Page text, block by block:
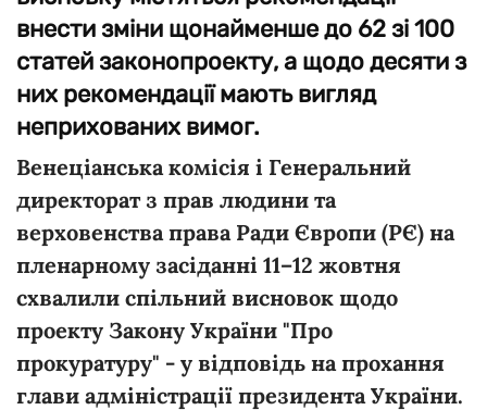
внести зміни щонайменше до 62 зі 100
статей законопроекту, а щодо десяти з
них рекомендації мають вигляд
неприхованих вимог.
Венеціанська комісія і Генеральний
директорат з прав людини та
верховенства права Ради Європи (РЄ) на
пленарному засіданні 11–12 жовтня
схвалили спільний висновок щодо
проекту Закону України "Про
прокуратуру" - у відповідь на прохання
глави адміністрації президента України.